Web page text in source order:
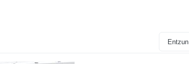
Entzun